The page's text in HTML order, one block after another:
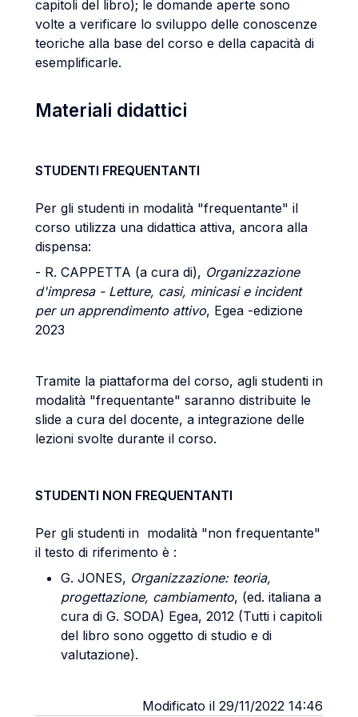
capitoli del libro); le domande aperte sono
volte a verificare lo sviluppo delle conoscenze
teoriche alla base del corso e della capacità di
esemplificarle.
Materiali didattici
STUDENTI FREQUENTANTI
Per gli studenti in modalità "frequentante" il
corso utilizza una didattica attiva, ancora alla
dispensa:
- R. CAPPETTA (a cura di), Organizzazione
d'impresa - Letture, casi, minicasi e incident
per un apprendimento attivo, Egea -edizione
2023
Tramite la piattaforma del corso, agli studenti in
modalità "frequentante" saranno distribuite le
slide a cura del docente, a integrazione delle
lezioni svolte durante il corso.
STUDENTI NON FREQUENTANTI
Per gli studenti in modalità "non frequentante"
il testo di riferimento è :
G. JONES, Organizzazione: teoria,
progettazione, cambiamento, (ed. italiana a
cura di G. SODA) Egea, 2012 (Tutti i capitoli
del libro sono oggetto di studio e di
valutazione).
Modificato il 29/11/2022 14:46